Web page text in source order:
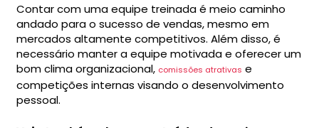
Contar com uma equipe treinada é meio caminho
andado para o sucesso de vendas, mesmo em
mercados altamente competitivos. Além disso, é
necessário manter a equipe motivada e oferecer um
bom clima organizacional, comissões atrativas e
competições internas visando o desenvolvimento
pessoal.